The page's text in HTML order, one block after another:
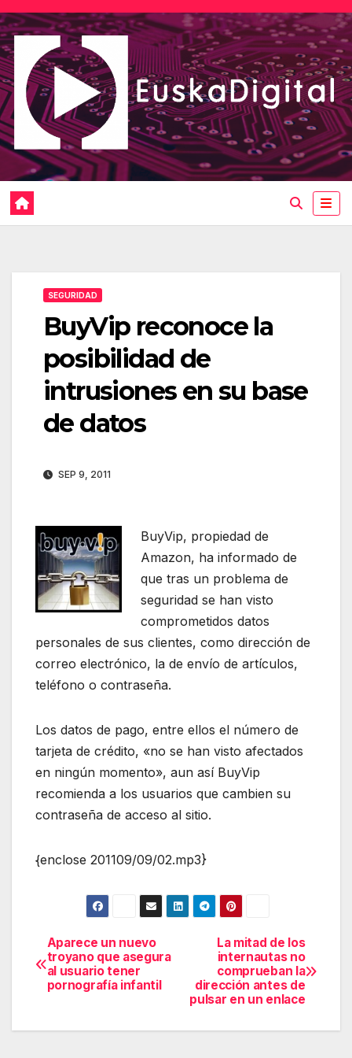
Saltar
al
contenido
SEGURIDAD
BuyVip reconoce la
posibilidad de
intrusiones en su base
de datos
SEP 9, 2011
BuyVip, propiedad de
Amazon, ha informado de
que tras un problema de
seguridad se han visto
comprometidos datos
personales de sus clientes, como dirección de
correo electrónico, la de envío de artículos,
teléfono o contraseña.
Los datos de pago, entre ellos el número de
tarjeta de crédito, «no se han visto afectados
en ningún momento», aun así BuyVip
recomienda a los usuarios que cambien su
contraseña de acceso al sitio.
{enclose 201109/09/02.mp3}
Navegación
de
La mitad de los
internautas no
comprueban la
dirección antes de
pulsar en un enlace
Aparece un nuevo
troyano que asegura
al usuario tener
pornografía infantil